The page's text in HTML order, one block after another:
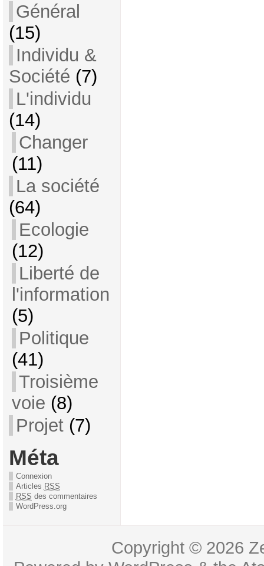
Général
(15)
Individu &
Société (7)
L'individu
(14)
Changer
(11)
La société
(64)
Ecologie
(12)
Liberté de
l'information
(5)
Politique
(41)
Troisième
voie (8)
Projet(7)
Méta
Connexion
Articles RSS
RSS des commentaires
WordPress.org
Copyright © 2026